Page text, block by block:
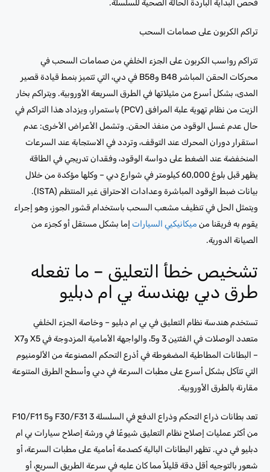
فحص البداية الباردة الحالة الصحية للسلسلة.
تراكم الكربون على صمامات السحب
تتراكم رواسب الكربون على الجزء الخلفي من صمامات السحب في
محركات الحقن المباشر B48 وB58 في دبي، التي تتميز بنمط قيادة قصير
المدى، بشكل أسرع من مثيلاتها في الطرق السريعة الأوروبية. ويتراكم بخار
الزيت من نظام تهوية علبة المرافق (PCV) باستمرار، ويزداد هذا التراكم في
حال عدم غسل الوقود من منفذ الحقن. وتشمل الأعراض الأخرى: عدم
استقرار دوران المحرك عند التوقف، وتردد في الاستجابة عند السرعات
المنخفضة عند الضغط على دواسة الوقود، وفقدان تدريجي في الطاقة
يظهر قبل بلوغ 60,000 كيلومتر في شوارع دبي – وكلها مؤكدة من خلال
بيانات ضبط الوقود المباشرة وعدادات الاحتراق غير المنتظم (ISTA).
ويتمثل الحل في تنظيف مشعب السحب باستخدام قشور الجوز، وهو إجراء
يقوم به فريقنا من ميكانيكيي السيارات إما بشكل مستقل أو كجزء من
الصيانة الدورية.
تشخيص خطأ التعليق – ما تفعله
طرق دبي بهندسة بي ام دبليو
تستخدم هندسة نظام التعليق في بي ام دبليو – وخاصة الجزء الخلفي
متعدد الوصلات في الفئتين 3 و5، والواجهة الأمامية المزدوجة في X5 وX7
– البطانات المطاطية المضغوطة في أذرع التحكم المصنوعة من الألومنيوم
التي تتآكل بشكل أسرع على مطبات السرعة في دبي وأسطح الطرق المتنوعة
مقارنة بالطرق الأوروبية.
تعد بطانات ذراع التحكم وذراع الدفع في السلسلة F30/F31 3 وF10/F11 5
من أكثر عمليات إصلاح نظام التعليق شيوعًا في ورشة إصلاح سيارات بي ام
دبليو في دبي. تظهر البطانات البالية كصدمة أمامية على مطبات السرعة، أو
شعور بالتوجيه أقل دقة قليلاً مما كان عليه في سرعة الطريق السريع، أو